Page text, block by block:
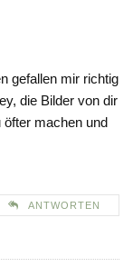
gefallen mir richtig
die Bilder von dir
machen und
ANTWORTEN